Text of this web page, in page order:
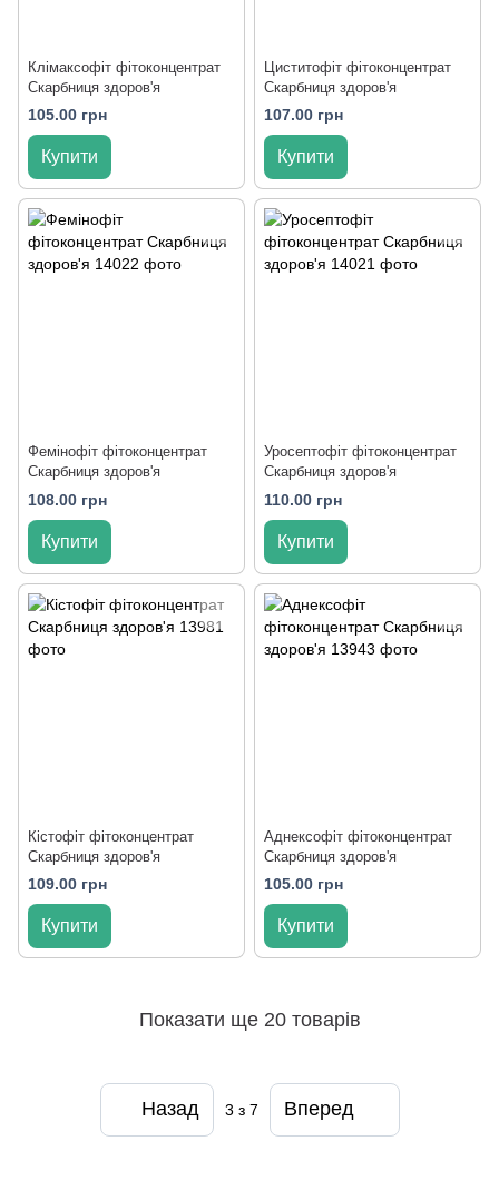
Клімаксофіт фітоконцентрат
Скарбниця здоров'я
105.00 грн
Купити
Циститофіт фітоконцентрат
Скарбниця здоров'я
107.00 грн
Купити
Фемінофіт фітоконцентрат
Скарбниця здоров'я
108.00 грн
Купити
Уросептофіт фітоконцентрат
Скарбниця здоров'я
110.00 грн
Купити
Кістофіт фітоконцентрат
Скарбниця здоров'я
109.00 грн
Купити
Аднексофіт фітоконцентрат
Скарбниця здоров'я
105.00 грн
Купити
Показати ще 20 товарів
Назад 3 з 7 Вперед